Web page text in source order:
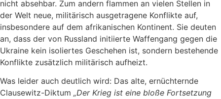
nicht absehbar. Zum andern flammen an vielen Stellen in
der Welt neue, militärisch ausgetragene Konflikte auf,
insbesondere auf dem afrikanischen Kontinent. Sie deuten
an, dass der von Russland initiierte Waffengang gegen die
Ukraine kein isoliertes Geschehen ist, sondern bestehende
Konflikte zusätzlich militärisch aufheizt.
Was leider auch deutlich wird: Das alte, ernüchternde
Clausewitz-Diktum „Der Krieg ist eine bloße Fortsetzung